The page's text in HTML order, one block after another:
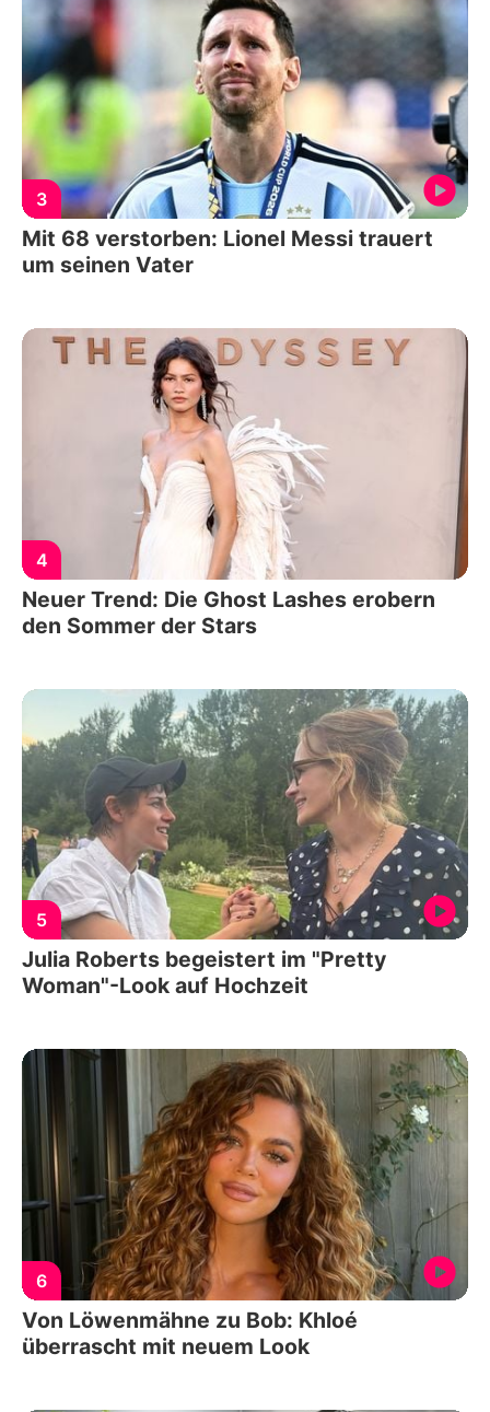
3
Mit 68 verstorben: Lionel Messi trauert
um seinen Vater
4
Neuer Trend: Die Ghost Lashes erobern
den Sommer der Stars
5
Julia Roberts begeistert im "Pretty
Woman"-Look auf Hochzeit
6
Von Löwenmähne zu Bob: Khloé
überrascht mit neuem Look